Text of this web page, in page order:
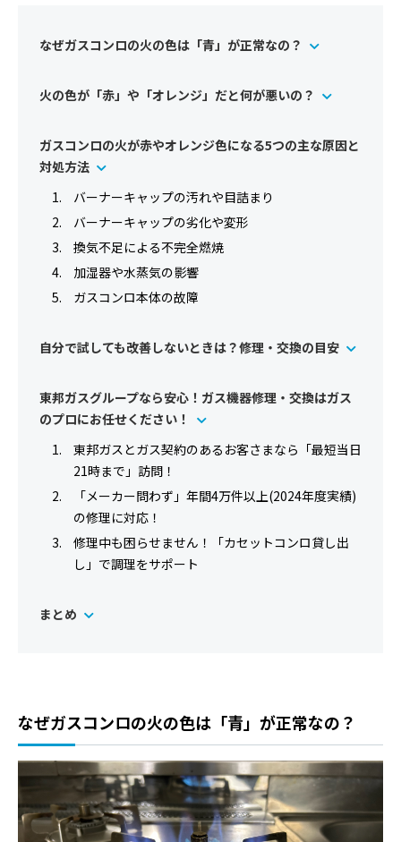
なぜガスコンロの火の色は「青」が正常なの？
火の色が「赤」や「オレンジ」だと何が悪いの？
ガスコンロの火が赤やオレンジ色になる5つの主な原因と
対処方法
バーナーキャップの汚れや目詰まり
バーナーキャップの劣化や変形
換気不足による不完全燃焼
加湿器や水蒸気の影響
ガスコンロ本体の故障
自分で試しても改善しないときは？修理・交換の目安
東邦ガスグループなら安心！ガス機器修理・交換はガス
のプロにお任せください！
東邦ガスとガス契約のあるお客さまなら「最短当日
21時まで」訪問！
「メーカー問わず」年間4万件以上(2024年度実績)
の修理に対応！
修理中も困らせません！「カセットコンロ貸し出
し」で調理をサポート
まとめ
なぜガスコンロの火の色は「青」が正常なの？